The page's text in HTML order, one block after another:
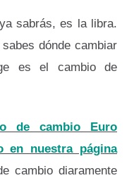
sabrás, es la libra.
dónde cambiar
es el cambio de
de cambio Euro
en nuestra página
cambio diaramente